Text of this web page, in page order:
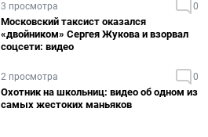
3 просмотра 0
Московский таксист оказался
«двойником» Сергея Жукова и взорвал
соцсети: видео
2 просмотра 0
Охотник на школьниц: видео об одном из
самых жестоких маньяков